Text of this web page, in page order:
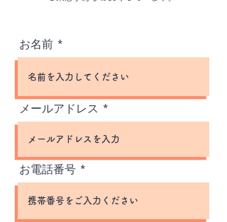
お名前
メールアドレス
お電話番号